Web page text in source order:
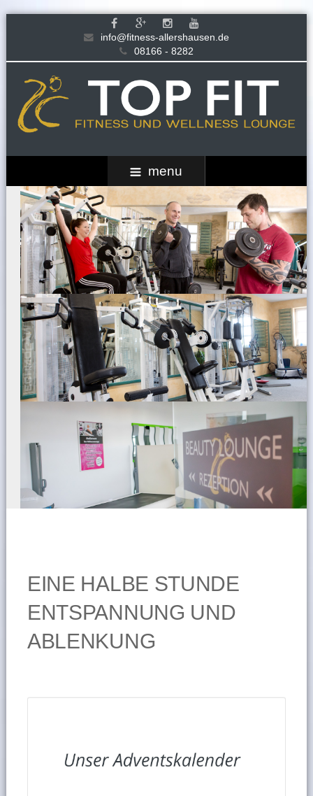
info@fitness-allershausen.de
08166 - 8282
menu
EINE HALBE STUNDE
ENTSPANNUNG UND
ABLENKUNG